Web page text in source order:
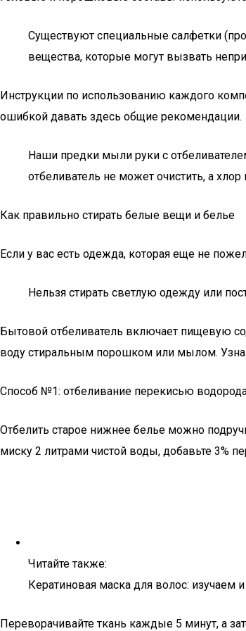
Существуют специальные салфетки
вещества, которые могут вызвать
Инструкции по использованию каждого
ошибкой давать здесь общие рекомендации.
Наши предки мыли руки с
отбеливатель не может очистить, а
Как правильно стирать белые вещи и белье
Если у вас есть одежда, которая еще не
Нельзя стирать светлую одежду или
Бытовой отбеливатель включает пищевую
воду стиральным порошком или мылом.
Способ №1: отбеливание перекисью
Отбелить старое нижнее белье можно
миску 2 литрами чистой воды, добавьте 3%
Читайте также:
Кератиновая маска для волос: изучаем
Переворачивайте ткань каждые 5 минут, а